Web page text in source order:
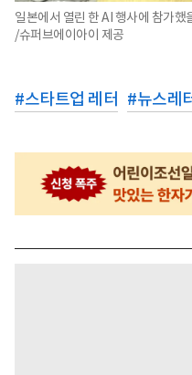
일본에서 열린 한 AI 행사에 참가
/슈퍼브에이아이 제공
#스타트업 레터 #뉴스레